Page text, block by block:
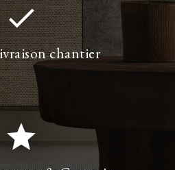
done
chantier
star